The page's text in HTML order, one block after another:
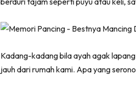
Kadang-kadang bila ayah agak
jauh dari rumah kami. Apa yang